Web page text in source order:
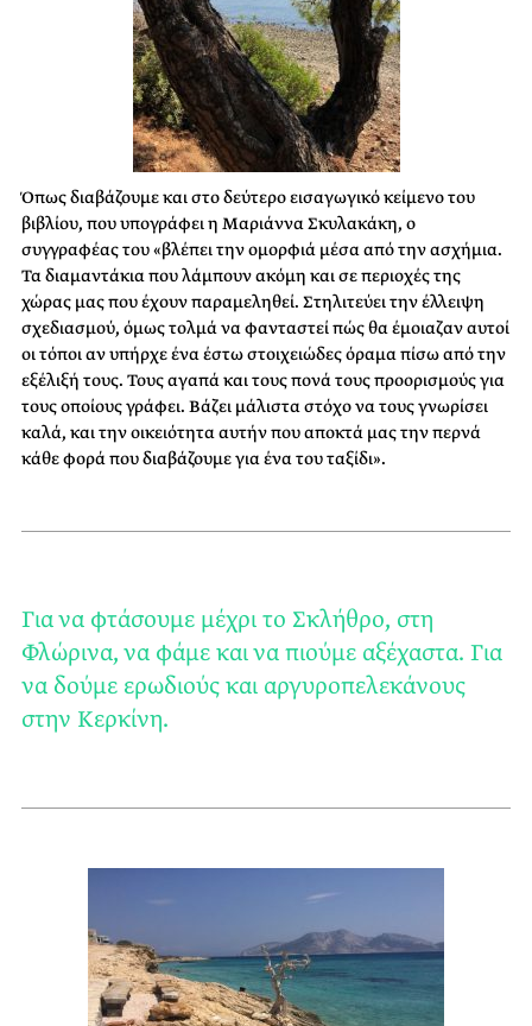
Όπως διαβάζουμε και στο δεύτερο εισαγωγικό κείμενο του
βιβλίου, που υπογράφει η Μαριάννα Σκυλακάκη, ο
συγγραφέας του «βλέπει την ομορφιά μέσα από την ασχήμια.
Τα διαμαντάκια που λάμπουν ακόμη και σε περιοχές της
χώρας μας που έχουν παραμεληθεί. Στηλιτεύει την έλλειψη
σχεδιασμού, όμως τολμά να φανταστεί πώς θα έμοιαζαν αυτοί
οι τόποι αν υπήρχε ένα έστω στοιχειώδες όραμα πίσω από την
εξέλιξή τους. Τους αγαπά και τους πονά τους προορισμούς για
τους οποίους γράφει. Βάζει μάλιστα στόχο να τους γνωρίσει
καλά, και την οικειότητα αυτήν που αποκτά μας την περνά
κάθε φορά που διαβάζουμε για ένα του ταξίδι».
Για να φτάσουμε μέχρι το Σκλήθρο, στη
Φλώρινα, να φάμε και να πιούμε αξέχαστα. Για
να δούμε ερωδιούς και αργυροπελεκάνους
στην Κερκίνη.